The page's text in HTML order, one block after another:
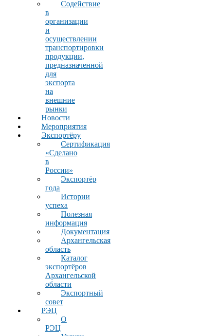
Содействие
в
организации
и
осуществлении
транспортировки
продукции,
предназначенной
для
экспорта
на
внешние
рынки
Новости
Мероприятия
Экспортёру
Сертификация
«Сделано
в
России»
Экспортёр
года
Истории
успеха
Полезная
информация
Документация
Архангельская
область
Каталог
экспортёров
Архангельской
области
Экспортный
совет
РЭЦ
О
РЭЦ